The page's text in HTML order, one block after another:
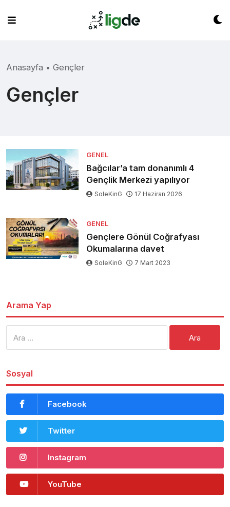
content
Anasayfa • Gençler
Gençler
GENEL
Bağcılar’a tam donanımlı 4
Gençlik Merkezi yapılıyor
SoleKinG 17 Haziran 2026
GENEL
Gençlere Gönül Coğrafyası
Okumalarına davet
SoleKinG 7 Mart 2023
Arama Yap
Sosyal
Facebook
Twitter
Instagram
YouTube